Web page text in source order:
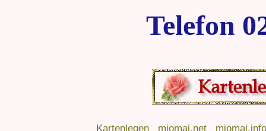
Telefon
Kartenlegen miomai.net
miomai.info